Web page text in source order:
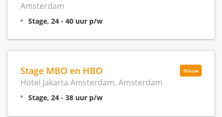
Amsterdam
Stage, 24 - 40 uur p/w
Nieuw
Stage MBO en HBO
Hotel Jakarta Amsterdam, Amsterdam
Stage, 24 - 38 uur p/w